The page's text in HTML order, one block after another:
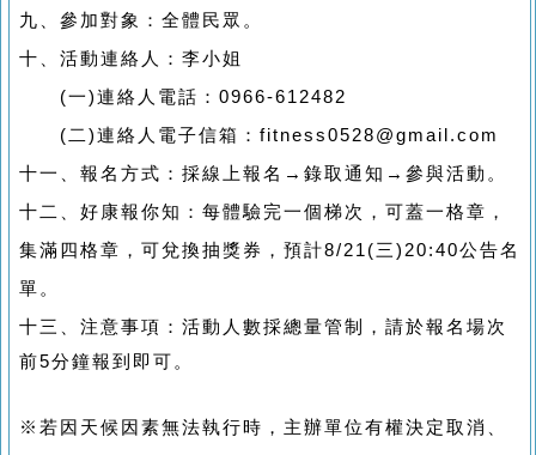
九、參加對象：全體民眾。
十、活動連絡人：李小姐
(一)連絡人電話：0966-612482
(二)連絡人電子信箱：fitness0528@gmail.com
十一、報名方式：採線上報名→錄取通知→參與活動。
十二、好康報你知：每體驗完一個梯次，可蓋一格章，
集滿四格章，可兌換抽獎券，預計8/21(三)20:40公告名
單。
十三、注意事項： 活動人數採總量管制，請於報名場次
前5分鐘報到即可。
※若因天候因素無法執行時，主辦單位有權決定取消、